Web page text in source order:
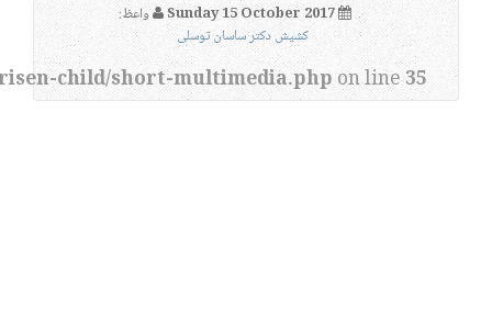
Sunday 15 October 2017
واعظ:
کشیش دکتر ساسان توسلی
child/short-multimedia.php on line 35